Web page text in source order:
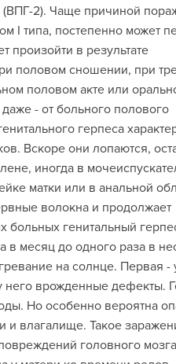
(ВПГ-2). Чаще причиной
I типа, постепенно может
произойти в результате
половом сношении, при
половом акте или
- от больного полового
герпеса
Вскоре они лопаются,
иногда в
матки или в анальной
волокна и продолжает
больных генитальный
в месяц до одного раза в
на солнце. Первая -
него врожденные дефекты.
Но особенно вероятна
и влагалище. Такое
головного